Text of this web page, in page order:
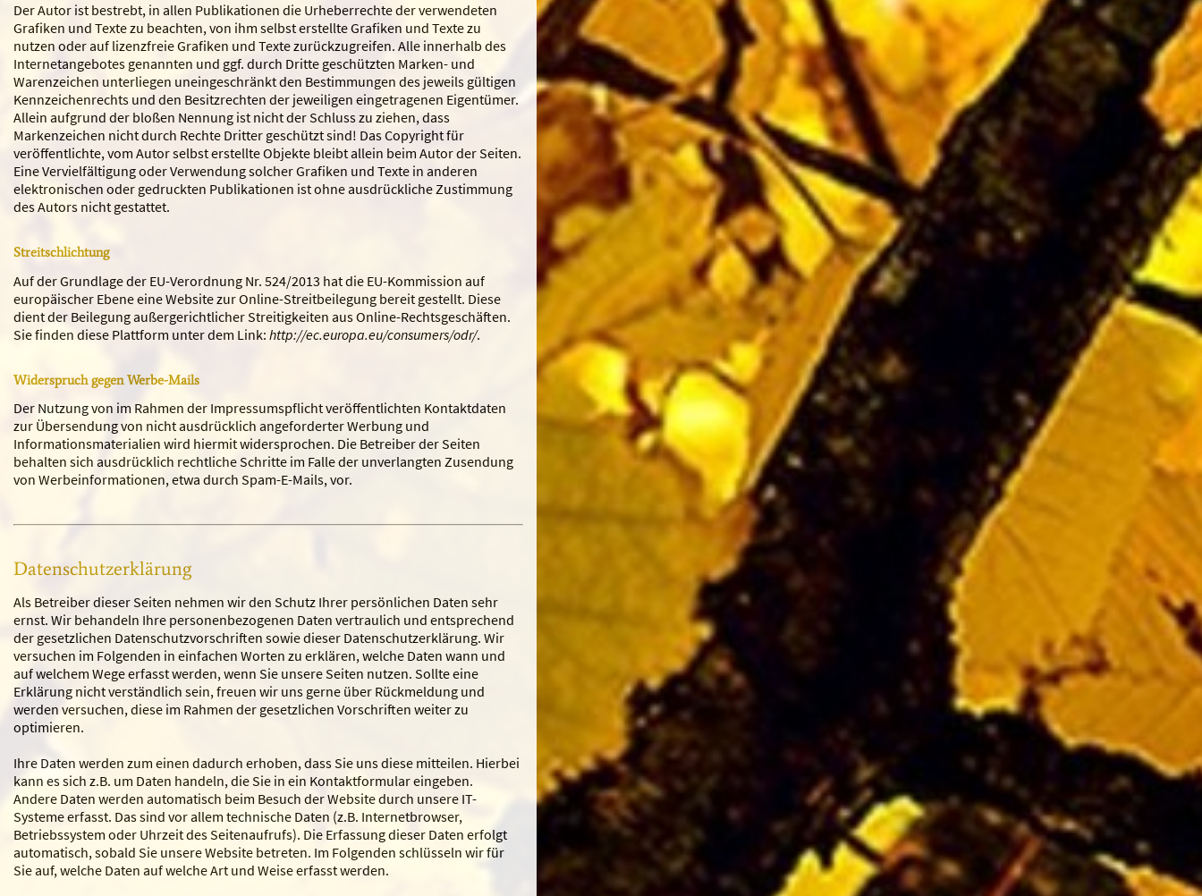
Der Autor ist bestrebt, in allen Publikationen die Urheberrechte der verwendeten
Grafiken und Texte zu beachten, von ihm selbst erstellte Grafiken und Texte zu
nutzen oder auf lizenzfreie Grafiken und Texte zurückzugreifen. Alle innerhalb des
Internetangebotes genannten und ggf. durch Dritte geschützten Marken- und
Warenzeichen unterliegen uneingeschränkt den Bestimmungen des jeweils gültigen
Kennzeichenrechts und den Besitzrechten der jeweiligen eingetragenen Eigentümer.
Allein aufgrund der bloßen Nennung ist nicht der Schluss zu ziehen, dass
Markenzeichen nicht durch Rechte Dritter geschützt sind! Das Copyright für
veröffentlichte, vom Autor selbst erstellte Objekte bleibt allein beim Autor der Seiten.
Eine Vervielfältigung oder Verwendung solcher Grafiken und Texte in anderen
elektronischen oder gedruckten Publikationen ist ohne ausdrückliche Zustimmung
des Autors nicht gestattet.
Streitschlichtung
Auf der Grundlage der EU-Verordnung Nr. 524/2013 hat die EU-Kommission auf
europäischer Ebene eine Website zur Online-Streitbeilegung bereit gestellt. Diese
dient der Beilegung außergerichtlicher Streitigkeiten aus Online-Rechtsgeschäften.
Sie finden diese Plattform unter dem Link: http://ec.europa.eu/consumers/odr/.
Widerspruch gegen Werbe-Mails
Der Nutzung von im Rahmen der Impressumspflicht veröffentlichten Kontaktdaten
zur Übersendung von nicht ausdrücklich angeforderter Werbung und
Informationsmaterialien wird hiermit widersprochen. Die Betreiber der Seiten
behalten sich ausdrücklich rechtliche Schritte im Falle der unverlangten Zusendung
von Werbeinformationen, etwa durch Spam-E-Mails, vor.
Datenschutzerklärung
Als Betreiber dieser Seiten nehmen wir den Schutz Ihrer persönlichen Daten sehr
ernst. Wir behandeln Ihre personenbezogenen Daten vertraulich und entsprechend
der gesetzlichen Datenschutzvorschriften sowie dieser Datenschutzerklärung. Wir
versuchen im Folgenden in einfachen Worten zu erklären, welche Daten wann und
auf welchem Wege erfasst werden, wenn Sie unsere Seiten nutzen. Sollte eine
Erklärung nicht verständlich sein, freuen wir uns gerne über Rückmeldung und
werden versuchen, diese im Rahmen der gesetzlichen Vorschriften weiter zu
optimieren.
Ihre Daten werden zum einen dadurch erhoben, dass Sie uns diese mitteilen. Hierbei
kann es sich z.B. um Daten handeln, die Sie in ein Kontaktformular eingeben.
Andere Daten werden automatisch beim Besuch der Website durch unsere IT-
Systeme erfasst. Das sind vor allem technische Daten (z.B. Internetbrowser,
Betriebssystem oder Uhrzeit des Seitenaufrufs). Die Erfassung dieser Daten erfolgt
automatisch, sobald Sie unsere Website betreten. Im Folgenden schlüsseln wir für
Sie auf, welche Daten auf welche Art und Weise erfasst werden.